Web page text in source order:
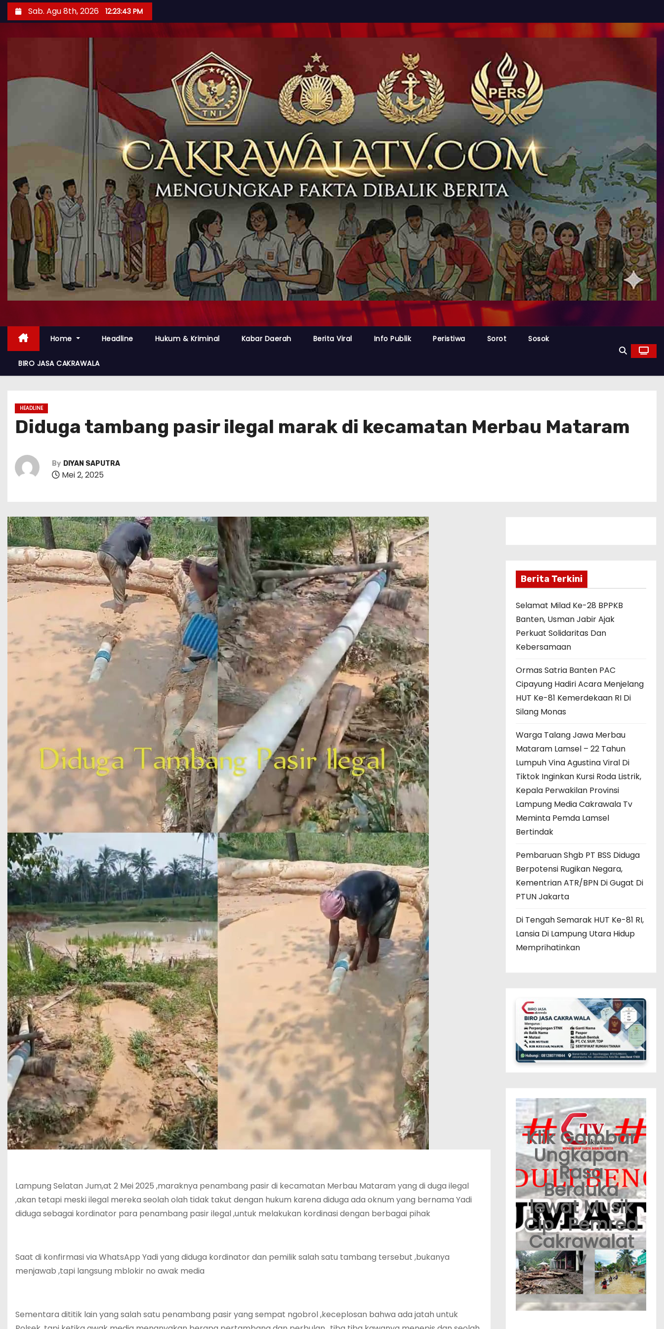
Sab. Agu 8th, 2026 12:23:44 PM
Home Headline Hukum & Kriminal Kabar Daerah Berita Viral Info Publik Peristiwa Sorot Sosok
BIRO JASA CAKRAWALA
HEADLINE
Diduga tambang pasir ilegal marak di kecamatan Merbau Mataram
By DIYAN SAPUTRA
Mei 2, 2025
Lampung Selatan Jum,at 2 Mei 2025 ,maraknya penambang pasir di kecamatan Merbau Mataram yang di duga ilegal
,akan tetapi meski ilegal mereka seolah olah tidak takut dengan hukum karena diduga ada oknum yang bernama Yadi
diduga sebagai kordinator para penambang pasir ilegal ,untuk melakukan kordinasi dengan berbagai pihak
Saat di konfirmasi via WhatsApp Yadi yang diduga kordinator dan pemilik salah satu tambang tersebut ,bukanya
menjawab ,tapi langsung mblokir no awak media
Sementara dititik lain yang salah satu penambang pasir yang sempat ngobrol ,keceplosan bahwa ada jatah untuk
Berita Terkini
Selamat Milad Ke-28 BPPKB
Banten, Usman Jabir Ajak
Perkuat Solidaritas Dan
Kebersamaan
Ormas Satria Banten PAC
Cipayung Hadiri Acara Menjelang
HUT Ke-81 Kemerdekaan RI Di
Silang Monas
Warga Talang Jawa Merbau
Mataram Lamsel – 22 Tahun
Lumpuh Vina Agustina Viral Di
Tiktok Inginkan Kursi Roda Listrik,
Kepala Perwakilan Provinsi
Lampung Media Cakrawala Tv
Meminta Pemda Lamsel
Bertindak
Pembaruan Shgb PT BSS Diduga
Berpotensi Rugikan Negara,
Kementrian ATR/BPN Di Gugat Di
PTUN Jakarta
Di Tengah Semarak HUT Ke-81 RI,
Lansia Di Lampung Utara Hidup
Memprihatinkan
Klik Gambar
Ungkapan
Rasa
Berduka
lewat Musik
Cip : Pemred
Cakrawalat
v